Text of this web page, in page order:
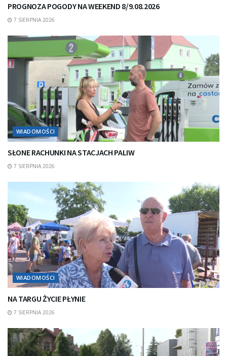
PROGNOZA POGODY NA WEEKEND 8/9.08.2026
7 SIERPNIA 2026
WIADOMOŚCI
SŁONE RACHUNKI NA STACJACH PALIW
7 SIERPNIA 2026
WIADOMOŚCI
NA TARGU ŻYCIE PŁYNIE
7 SIERPNIA 2026